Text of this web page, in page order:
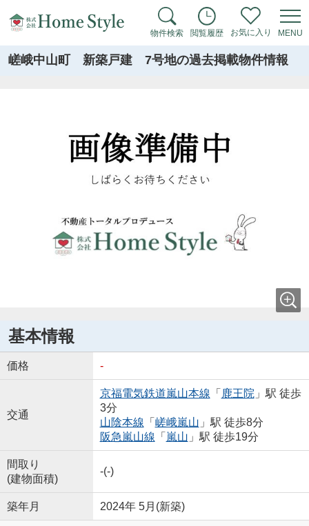
物件検索 閲覧履歴 お気に入り MENU
嵯峨中山町 新築戸建 7号地の過去掲載物件情報
基本情報
価格 -
交通
京福電気鉄道嵐山本線 「 鹿王院 」駅 徒歩
3分
山陰本線 「 嵯峨嵐山 」駅 徒歩8分
阪急嵐山線 「 嵐山 」駅 徒歩19分
間取り
(建物面積)
-(-)
築年月 2024年 5月(新築)